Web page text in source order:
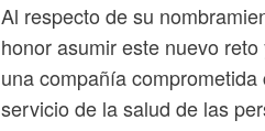
Al respecto de su
honor asumir este nuevo
una compañía
servicio de la salud de las